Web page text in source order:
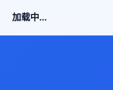
加载中...